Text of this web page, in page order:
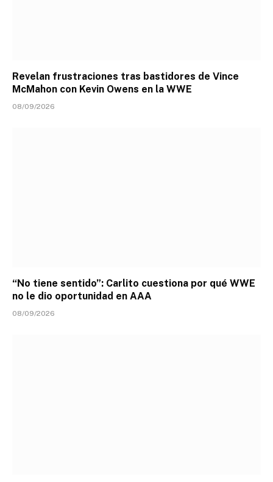
Revelan frustraciones tras bastidores de Vince
McMahon con Kevin Owens en la WWE
08/09/2026
“No tiene sentido”: Carlito cuestiona por qué WWE
no le dio oportunidad en AAA
08/09/2026